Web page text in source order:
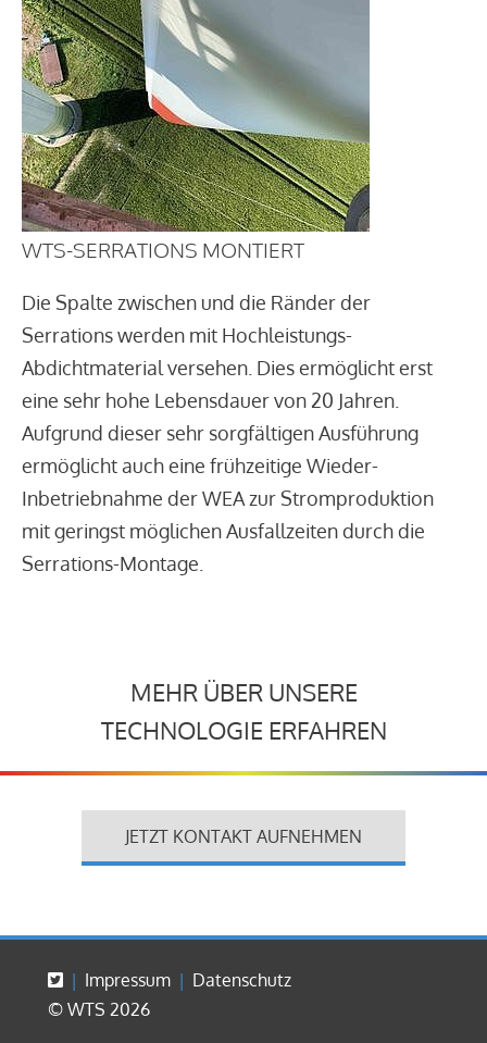
WTS-SERRATIONS MONTIERT
Die Spalte zwischen und die Ränder der
Serrations werden mit Hochleistungs-
Abdichtmaterial versehen. Dies ermöglicht erst
eine sehr hohe Lebensdauer von 20 Jahren.
Aufgrund dieser sehr sorgfältigen Ausführung
ermöglicht auch eine frühzeitige Wieder-
Inbetriebnahme der WEA zur Stromproduktion
mit geringst möglichen Ausfallzeiten durch die
Serrations-Montage.
MEHR ÜBER UNSERE
TECHNOLOGIE ERFAHREN
JETZT KONTAKT AUFNEHMEN
Impressum
Datenschutz
© WTS 2026